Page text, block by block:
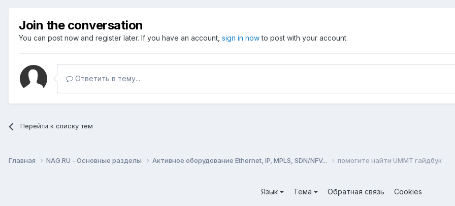
Join the conversation
You can post now and register later. If you have an account, sign in nowto post with your account.
Ответить в тему...
Перейти к списку тем
Главная NAG.RU - Основные разделы Активное оборудование Ethernet, IP, MPLS, SDN/NFV... помогите найти UMMT гайдбук
Язык Тема Обратная связь
Cookies